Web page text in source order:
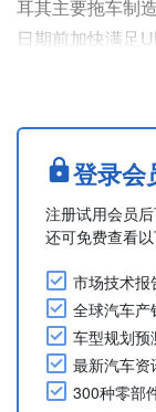
耳其主要拖车制
日期前加快满足
管理商用车的软
统的Tirsan拖车
储和传输也将按
登录会
注册试用会员
还可免费查看以
市场技术报
全球汽车产
车型规划预
最新汽车资
300种零部